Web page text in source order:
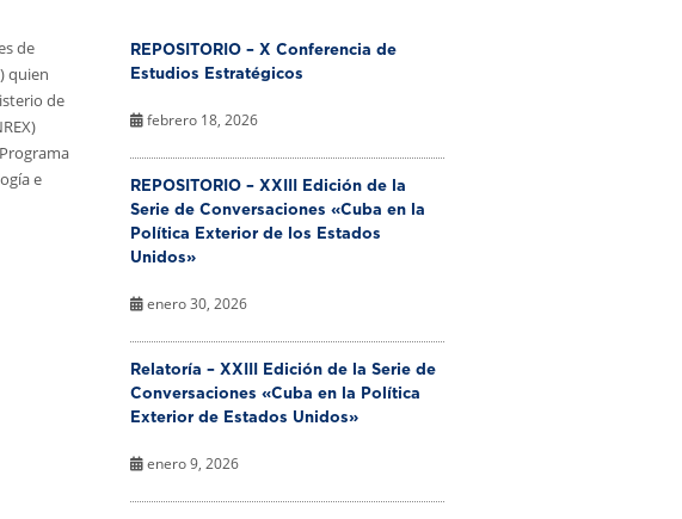
de
quien
de
e
REPOSITORIO – X Conferencia de
Estudios Estratégicos
febrero 18, 2026
REPOSITORIO – XXIII Edición de la
Serie de Conversaciones «Cuba en la
Política Exterior de los Estados
Unidos»
enero 30, 2026
Relatoría – XXIII Edición de la Serie de
Conversaciones «Cuba en la Política
Exterior de Estados Unidos»
enero 9, 2026